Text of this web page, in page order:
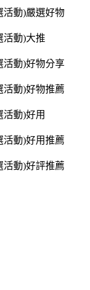
活動)嚴選好物
活動)大推
活動)好物分享
活動)好物推薦
活動)好用
活動)好用推薦
活動)好評推薦